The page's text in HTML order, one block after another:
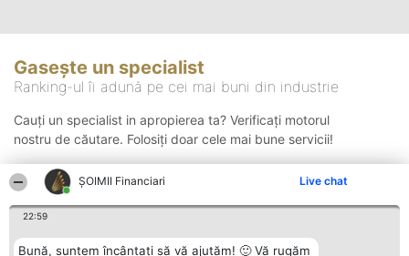
ȘOIMII Financiari Live chat
22:59
Bună, suntem încântați să vă ajutăm! 🙂 Vă rugăm
Gasește un specialist
Ranking-ul îi adună pe cei mai buni din industrie
Cauți un specialist in apropierea ta? Verificați motorul
nostru de căutare. Folosiți doar cele mai bune servicii!